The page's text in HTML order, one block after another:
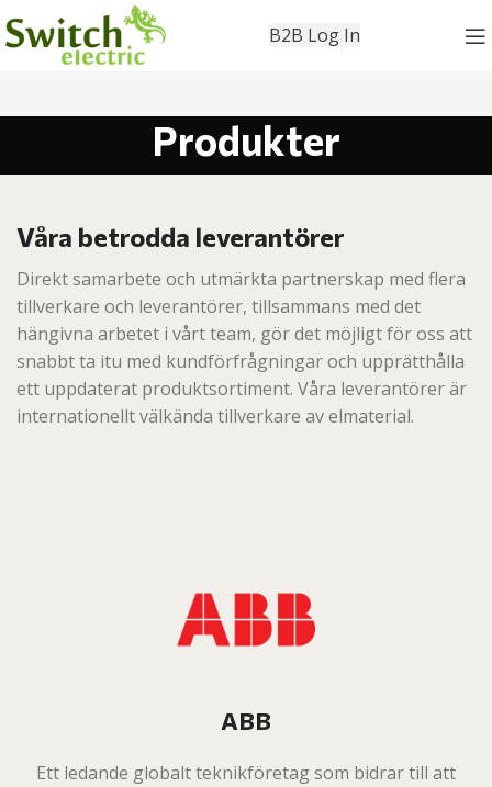
B2B Log In
Produkter
Våra betrodda leverantörer
Direkt samarbete och utmärkta partnerskap med flera
tillverkare och leverantörer, tillsammans med det
hängivna arbetet i vårt team, gör det möjligt för oss att
snabbt ta itu med kundförfrågningar och upprätthålla
ett uppdaterat produktsortiment. Våra leverantörer är
internationellt välkända tillverkare av elmaterial.
ABB
Ett ledande globalt teknikföretag som bidrar till att